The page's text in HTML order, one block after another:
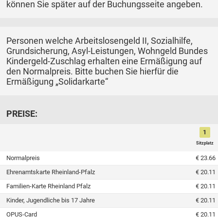
können Sie später auf der Buchungsseite angeben.
Personen welche Arbeitslosengeld II, Sozialhilfe,
Grundsicherung, Asyl-Leistungen, Wohngeld Bundes
Kindergeld-Zuschlag erhalten eine Ermäßigung auf
den Normalpreis. Bitte buchen Sie hierfür die
Ermäßigung „Solidarkarte“
PREISE:
1
Sitzplatz
Normalpreis
€ 23.66
Ehrenamtskarte Rheinland-Pfalz
€ 20.11
Familien-Karte Rheinland Pfalz
€ 20.11
Kinder, Jugendliche bis 17 Jahre
€ 20.11
OPUS-Card
€ 20.11